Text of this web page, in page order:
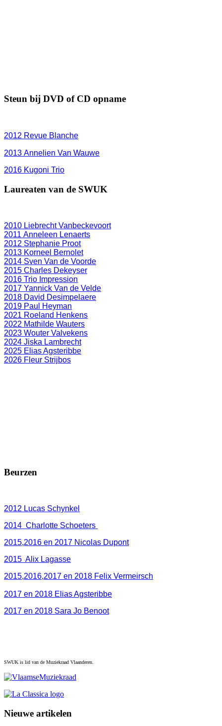
Steun bij DVD of CD opname
2012 Revue Blanche
2013 Annelien Van Wauwe
2016 Kugoni Trio
Laureaten van de SWUK
2010 Liebrecht Vanbeckevoort
2011 Anneleen Lenaerts
2012 Stephanie Proot
2013 Korneel Bernolet
2014 Sven Van de Voorde
2015 Charles Dekeyser
2016 Trio Impression
2017 Yannick Van de Velde
2018 David Desimpelaere
2019 Paul Heyman
2021 Roeland Henkens
2022 Mathilde Wauters
2023 Wouter Valvekens
2024 Jiska Lambrecht
2025 Elias Agsteribbe
2026 Fleur Strijbos
Beurzen
2012 Lucas Schynkel
2014 Charlotte Schoeters
2015,2016 en 2017 Nicolas Dupont
2015 Alix Lagasse
2015,2016,2017 en 2018 Felix Vermeirsch
2017 en 2018 Elias Agsteribbe
2017 en 2018 Sara Jo Benoot
SWUK is lid van de Muziekraad Vlaanderen.
Nieuwe artikelen